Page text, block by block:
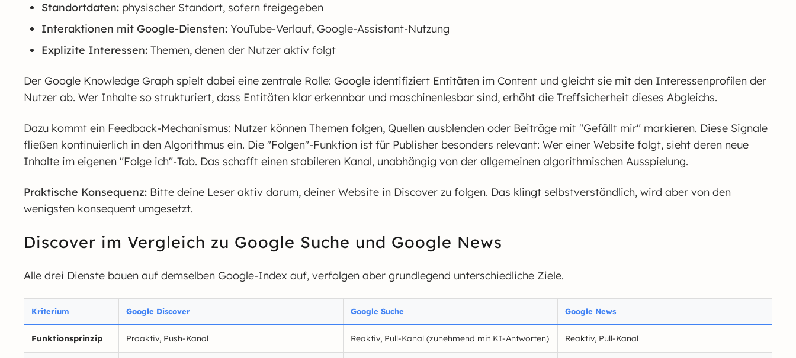
Standortdaten: physischer Standort, sofern freigegeben
Interaktionen mit Google-Diensten: YouTube-Verlauf, Google-Assistant-Nutzung
Explizite Interessen: Themen, denen der Nutzer aktiv folgt
Der Google Knowledge Graph spielt dabei eine zentrale Rolle: Google identifiziert Entitäten im Content und gleicht sie mit den Interessenprofilen der
Nutzer ab. Wer Inhalte so strukturiert, dass Entitäten klar erkennbar und maschinenlesbar sind, erhöht die Treffsicherheit dieses Abgleichs.
Dazu kommt ein Feedback-Mechanismus: Nutzer können Themen folgen, Quellen ausblenden oder Beiträge mit "Gefällt mir" markieren. Diese Signale
fließen kontinuierlich in den Algorithmus ein. Die "Folgen"-Funktion ist für Publisher besonders relevant: Wer einer Website folgt, sieht deren neue
Inhalte im eigenen "Folge ich"-Tab. Das schafft einen stabileren Kanal, unabhängig von der allgemeinen algorithmischen Ausspielung.
Praktische Konsequenz: Bitte deine Leser aktiv darum, deiner Website in Discover zu folgen. Das klingt selbstverständlich, wird aber von den
wenigsten konsequent umgesetzt.
Discover im Vergleich zu Google Suche und Google News
Alle drei Dienste bauen auf demselben Google-Index auf, verfolgen aber grundlegend unterschiedliche Ziele.
Kriterium Google Discover Google Suche Google News
Funktionsprinzip Proaktiv, Push-Kanal Reaktiv, Pull-Kanal (zunehmend mit KI-Antworten) Reaktiv, Pull-Kanal